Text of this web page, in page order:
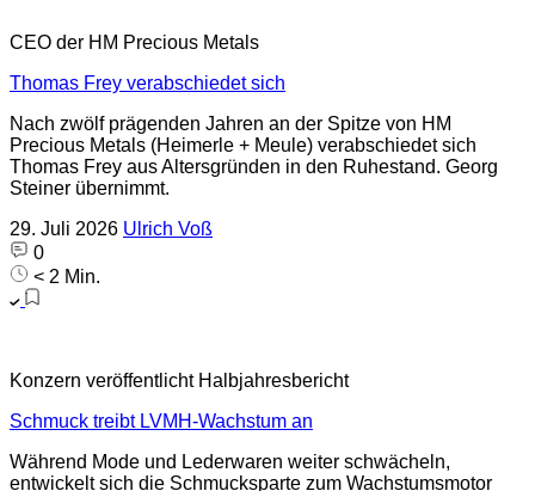
CEO der HM Precious Metals
Thomas Frey verabschiedet sich
Nach zwölf prägenden Jahren an der Spitze von HM
Precious Metals (Heimerle + Meule) verabschiedet sich
Thomas Frey aus Altersgründen in den Ruhestand. Georg
Steiner übernimmt.
29. Juli 2026 Ulrich Voß
0
< 2 Min.
Konzern veröffentlicht Halbjahresbericht
Schmuck treibt LVMH-Wachstum an
Während Mode und Lederwaren weiter schwächeln,
entwickelt sich die Schmucksparte zum Wachstumsmotor